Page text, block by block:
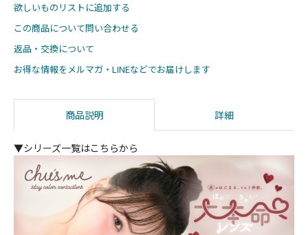
欲しいものリストに追加する
この商品について問い合わせる
返品・交換について
お得な情報をメルマガ・LINEなどでお届けします
商品説明 詳細
▼シリーズ一覧はこちらから